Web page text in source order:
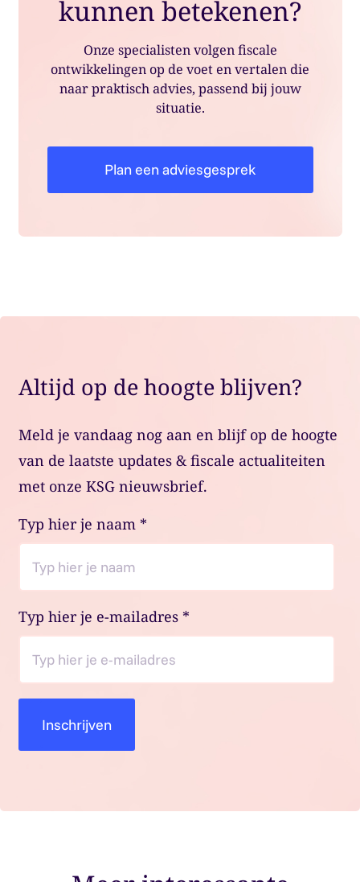
kunnen betekenen?
Onze specialisten volgen fiscale
ontwikkelingen op de voet en vertalen die
naar praktisch advies, passend bij jouw
situatie.
Plan een adviesgesprek
Altijd op de hoogte blijven?
Meld je vandaag nog aan en blijf op de hoogte
van de laatste updates & fiscale actualiteiten
met onze KSG nieuwsbrief.
Typ hier je naam *
Typ hier je e-mailadres *